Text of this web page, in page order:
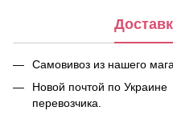
Самовивоз из нашего
Новой почтой по
перевозчика.